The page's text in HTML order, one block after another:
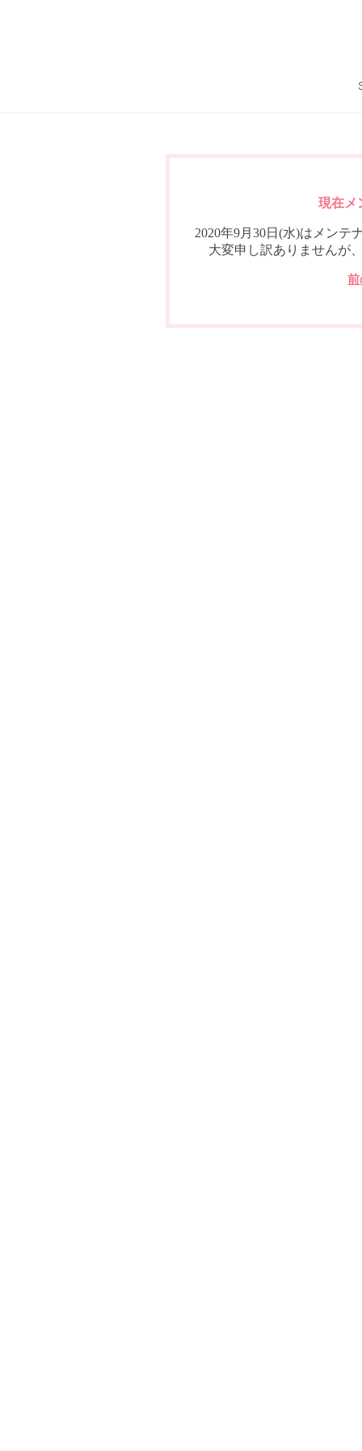
現在メ
2020年9月30日(水)はメンテ
大変申し訳ありませんが
前